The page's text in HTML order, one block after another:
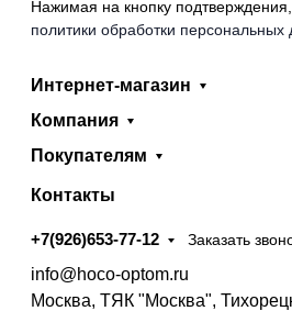
Нажимая на кнопку
политики обработки персональных
Интернет-магазин
Компания
Покупателям
Контакты
+7(926)653-77-12 Заказать
info@hoco-optom.ru
Москва, ТЯК "Москва",